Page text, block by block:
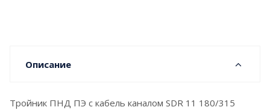
Описание
Тройник ПНД ПЭ с кабель каналом SDR 11 180/315